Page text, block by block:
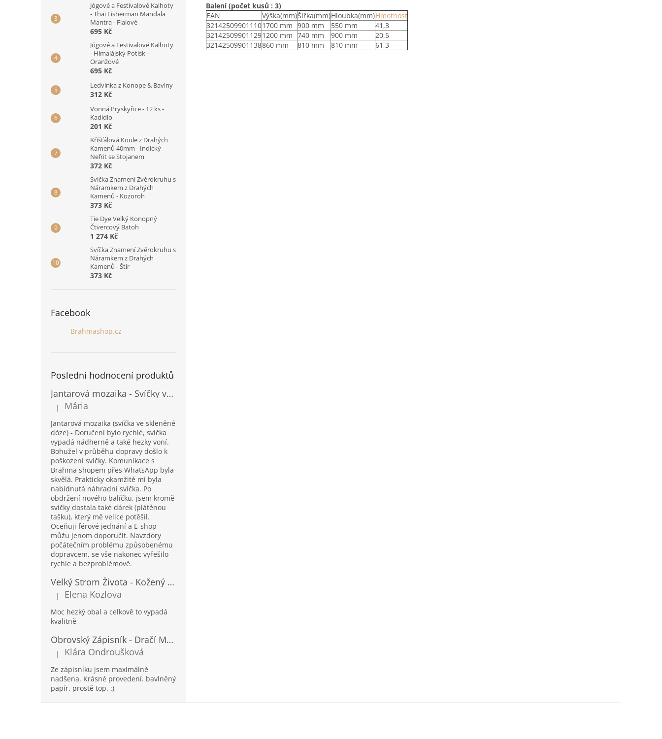
Jógové a Festivalové Kalhoty
- Thai Fisherman Mandala
Mantra - Fialové
695 Kč
Jógové a Festivalové Kalhoty
- Himalájský Potisk -
Oranžové
695 Kč
Ledvinka z Konope & Bavlny
312 Kč
Vonná Pryskyřice - 12 ks -
Kadidlo
201 Kč
Křišťálová Koule z Drahých
Kamenů 40mm - Indický
Nefrit se Stojanem
372 Kč
Svíčka Znamení Zvěrokruhu s
Náramkem z Drahých
Kamenů - Kozoroh
373 Kč
Tie Dye Velký Konopný
Čtvercový Batoh
1 274 Kč
Svíčka Znamení Zvěrokruhu s
Náramkem z Drahých
Kamenů - Štír
373 Kč
Facebook
Brahmashop.cz
Poslední hodnocení produktů
Jantarová mozaika - Svíčky ve skleněných dózách - Vysoké
Hodnocení produktu je 5 z 5 hvězdiček.
| Mária
Jantarová mozaika (svíčka ve skleněné
dóze) - Doručení bylo rychlé, svíčka
vypadá nádherně a také hezky voní.
Bohužel v průběhu dopravy došlo k
poškození svíčky. Komunikace s
Brahma shopem přes WhatsApp byla
skvělá. Prakticky okamžitě mi byla
nabídnutá náhradní svíčka. Po
obdržení nového balíčku, jsem kromě
svíčky dostala také dárek (plátěnou
tašku), který mě velice potěšil.
Oceňuji férové jednání a E-shop
můžu jenom doporučit. Navzdory
počátečním problému způsobenému
dopravcem, se vše nakonec vyřešilo
rychle a bezproblémově.
Velký Strom Života - Kožený Zápisník se Šňůrkou a Kamínkem - 20x16x2cm - 160 Stran
Hodnocení produktu je 5 z 5 hvězdiček.
| Elena Kozlova
Moc hezký obal a celkově to vypadá
kvalitně
Obrovský Zápisník - Dračí Mandala s Chakra Kameny - 100 Stran - 25x34cm
Hodnocení produktu je 5 z 5 hvězdiček.
| Klára Ondroušková
Ze zápisníku jsem maximálně
nadšena. Krásné provedení. bavlněný
papír. prostě top. :)
Balení (počet kusů : 3)
EAN
Výška(mm)Šířka(mm)Hloubka(mm)Hmotnost
321425099011101700 mm 900 mm 550 mm
41,3
321425099011291200 mm 740 mm 900 mm
20,5
32142509901138860 mm 810 mm 810 mm 61,3